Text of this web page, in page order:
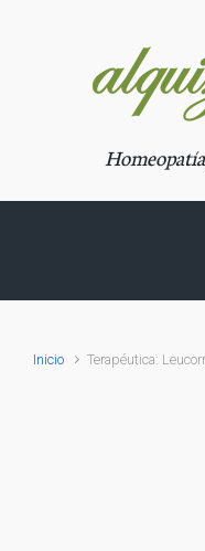
Inicio Terapéutica: